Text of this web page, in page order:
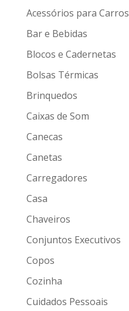
Acessórios para Carros
Bar e Bebidas
Blocos e Cadernetas
Bolsas Térmicas
Brinquedos
Caixas de Som
Canecas
Canetas
Carregadores
Casa
Chaveiros
Conjuntos Executivos
Copos
Cozinha
Cuidados Pessoais